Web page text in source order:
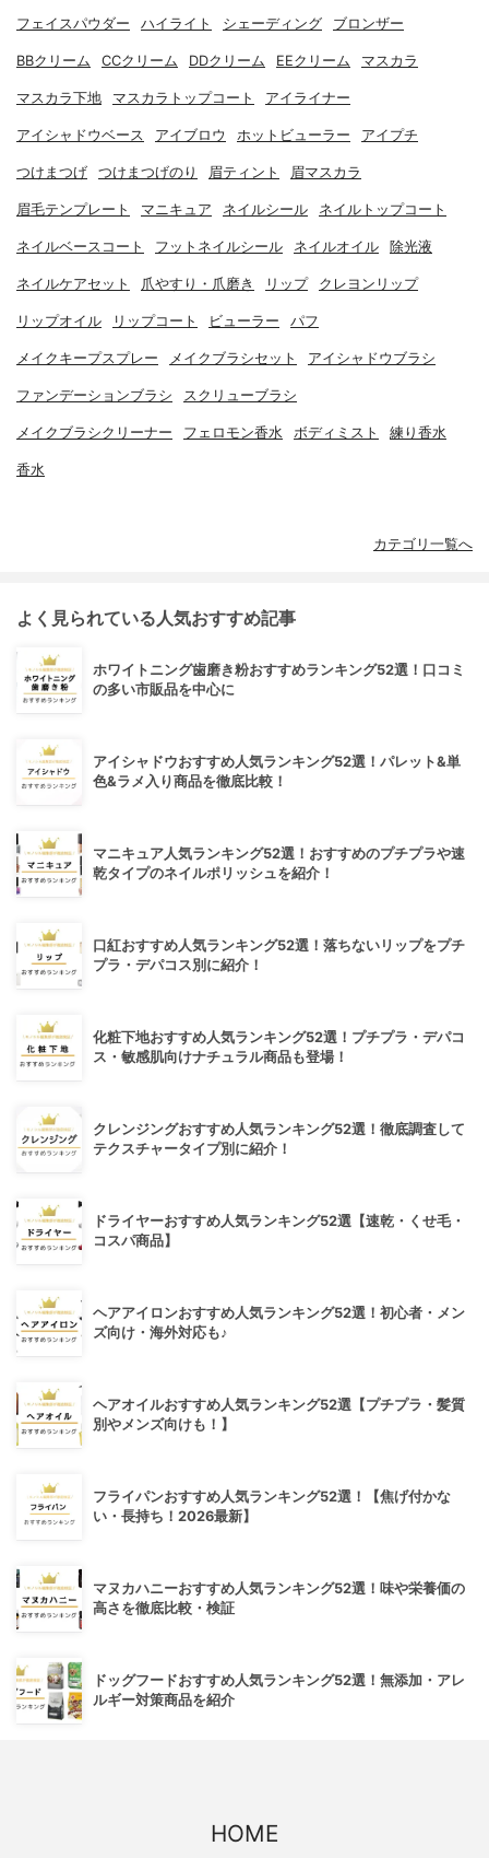
フェイスパウダー ハイライト シェーディング ブロンザー
BBクリーム CCクリーム DDクリーム EEクリーム マスカラ
マスカラ下地 マスカラトップコート アイライナー
アイシャドウベース アイブロウ ホットビューラー アイプチ
つけまつげ つけまつげのり 眉ティント 眉マスカラ
眉毛テンプレート マニキュア ネイルシール ネイルトップコート
ネイルベースコート フットネイルシール ネイルオイル 除光液
ネイルケアセット 爪やすり・爪磨き リップ クレヨンリップ
リップオイル リップコート ビューラー パフ
メイクキープスプレー メイクブラシセット アイシャドウブラシ
ファンデーションブラシ スクリューブラシ
メイクブラシクリーナー フェロモン香水 ボディミスト 練り香水
香水
カテゴリ一覧へ
よく見られている人気おすすめ記事
ホワイトニング歯磨き粉おすすめランキング52選！口コミ
の多い市販品を中心に
アイシャドウおすすめ人気ランキング52選！パレット&単
色&ラメ入り商品を徹底比較！
マニキュア人気ランキング52選！おすすめのプチプラや速
乾タイプのネイルポリッシュを紹介！
口紅おすすめ人気ランキング52選！落ちないリップをプチ
プラ・デパコス別に紹介！
化粧下地おすすめ人気ランキング52選！プチプラ・デパコ
ス・敏感肌向けナチュラル商品も登場！
クレンジングおすすめ人気ランキング52選！徹底調査して
テクスチャータイプ別に紹介！
ドライヤーおすすめ人気ランキング52選【速乾・くせ毛・
コスパ商品】
ヘアアイロンおすすめ人気ランキング52選！初心者・メン
ズ向け・海外対応も♪
ヘアオイルおすすめ人気ランキング52選【プチプラ・髪質
別やメンズ向けも！】
フライパンおすすめ人気ランキング52選！【焦げ付かな
い・長持ち！2026最新】
マヌカハニーおすすめ人気ランキング52選！味や栄養価の
高さを徹底比較・検証
ドッグフードおすすめ人気ランキング52選！無添加・アレ
ルギー対策商品を紹介
HOME